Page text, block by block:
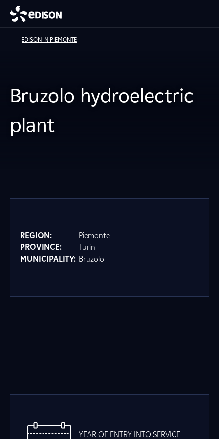
EDISON IN PIEMONTE
Bruzolo hydroelectric
plant
REGION:
Piemonte
PROVINCE:
Turin
MUNICIPALITY: Bruzolo
YEAR OF ENTRY INTO SERVICE